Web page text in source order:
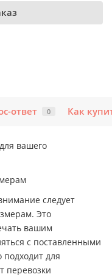
ответ 0 Как
вашего
следует
Это
вашим
с поставленными
для
перевозки